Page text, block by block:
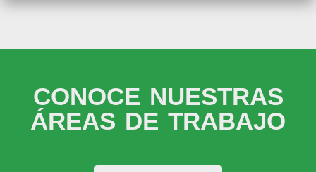
CONOCE NUESTRAS
ÁREAS DE TRABAJO